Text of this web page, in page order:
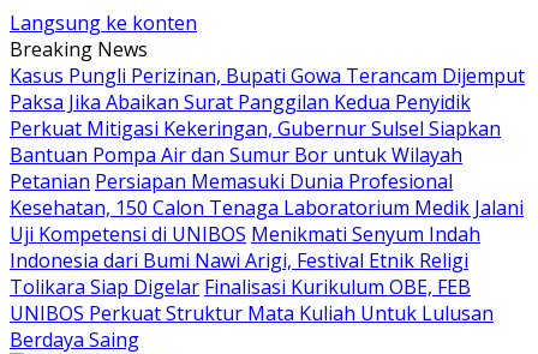
Langsung ke konten
Breaking News
Kasus Pungli Perizinan, Bupati Gowa Terancam Dijemput
Paksa Jika Abaikan Surat Panggilan Kedua Penyidik
Perkuat Mitigasi Kekeringan, Gubernur Sulsel Siapkan
Bantuan Pompa Air dan Sumur Bor untuk Wilayah
Petanian Persiapan Memasuki Dunia Profesional
Kesehatan, 150 Calon Tenaga Laboratorium Medik Jalani
Uji Kompetensi di UNIBOS Menikmati Senyum Indah
Indonesia dari Bumi Nawi Arigi, Festival Etnik Religi
Tolikara Siap Digelar Finalisasi Kurikulum OBE, FEB
UNIBOS Perkuat Struktur Mata Kuliah Untuk Lulusan
Berdaya Saing